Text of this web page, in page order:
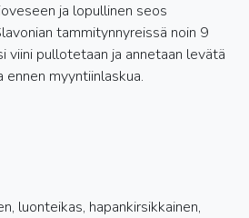
ja lopullinen seos
tammitynnyreissä noin 9
viini pullotetaan ja annetaan levätä
myyntiinlaskua.
luonteikas, hapankirsikkainen,